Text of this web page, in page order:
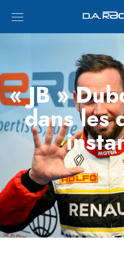
« JB »
dans les
1 février